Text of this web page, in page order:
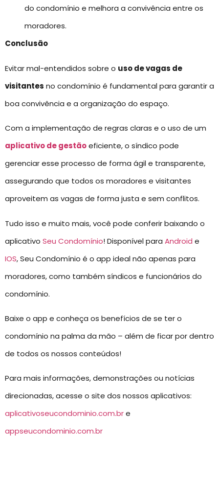
do condomínio e melhora a convivência entre os
moradores.
Conclusão
Evitar mal-entendidos sobre o uso de vagas de
visitantes no condomínio é fundamental para garantir a
boa convivência e a organização do espaço.
Com a implementação de regras claras e o uso de um
aplicativo de gestãoeficiente, o síndico pode
gerenciar esse processo de forma ágil e transparente,
assegurando que todos os moradores e visitantes
aproveitem as vagas de forma justa e sem conflitos.
Tudo isso e muito mais, você pode conferir baixando o
aplicativo Seu Condomínio! Disponível para Android e
IOS, Seu Condomínio é o app ideal não apenas para
moradores, como também síndicos e funcionários do
condomínio.
Baixe o app e conheça os benefícios de se ter o
condomínio na palma da mão – além de ficar por dentro
de todos os nossos conteúdos!
Para mais informações, demonstrações ou notícias
direcionadas, acesse o site dos nossos aplicativos:
aplicativoseucondominio.com.bre
appseucondominio.com.br